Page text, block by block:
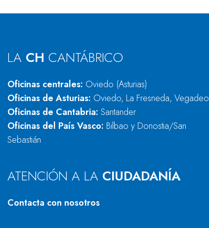
LA CH CANTÁBRICO
Oficinas centrales: Oviedo (Asturias)
Oficinas de Asturias: Oviedo, La Fresneda, Vegadeo
Oficinas de Cantabria: Santander
Oficinas del País Vasco: Bilbao y Donostia/San
Sebastián
ATENCIÓN A LA CIUDADANÍA
Contacta con nosotros